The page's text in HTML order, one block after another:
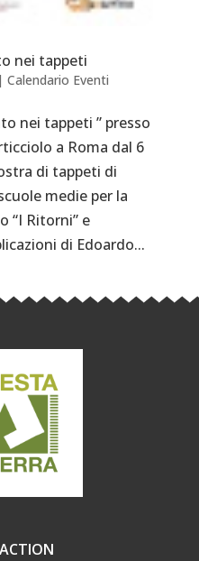
nei tappeti
| Calendario Eventi
nei tappeti ” presso
a Roma dal 6
di tappeti di
medie per la
“I Ritorni” e
di Edoardo...